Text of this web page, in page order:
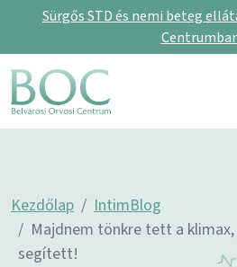
Sürgős STD és nemi beteg
Skip to content
Main Navigation
Kezdőlap
IntimBlog
Majdnem tönkre tett a
segített!